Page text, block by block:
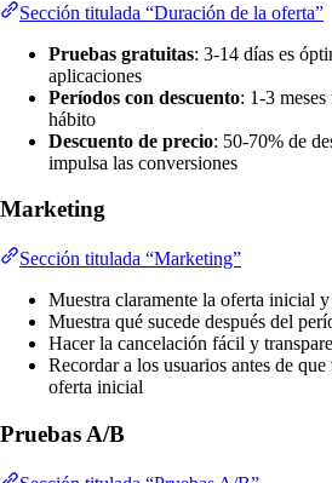
Sección titulada “Duración de la oferta”
Pruebas gratuitas: 3-14 días es
aplicaciones
Períodos con descuento: 1-3
hábito
Descuento de precio: 50-70% de
impulsa las conversiones
Marketing
Sección titulada “Marketing”
Muestra claramente la oferta inicial
Muestra qué sucede después del
Hacer la cancelación fácil y
Recordar a los usuarios antes de
oferta inicial
Pruebas A/B